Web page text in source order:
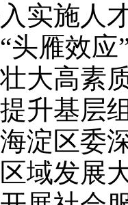
实施人
头雁效
大高素
升基层
淀区委
域发展